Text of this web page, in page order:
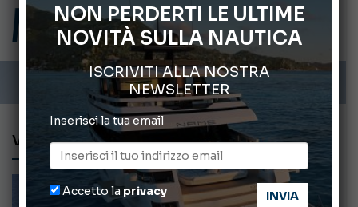
Montecristo Yachting, l’orologio per il diportista
Gommoni Callegari acquisisce Geniuss
66° Salone Nautico Internazionale di Genova
Svelati i Mondiali di Wakeboard 2026
VIDEO
NON PERDERTI LE ULTIME
NOVITÀ SULLA NAUTICA
ISCRIVITI ALLA NOSTRA
NEWSLETTER
Inserisci la tua email
Accetto la privacy